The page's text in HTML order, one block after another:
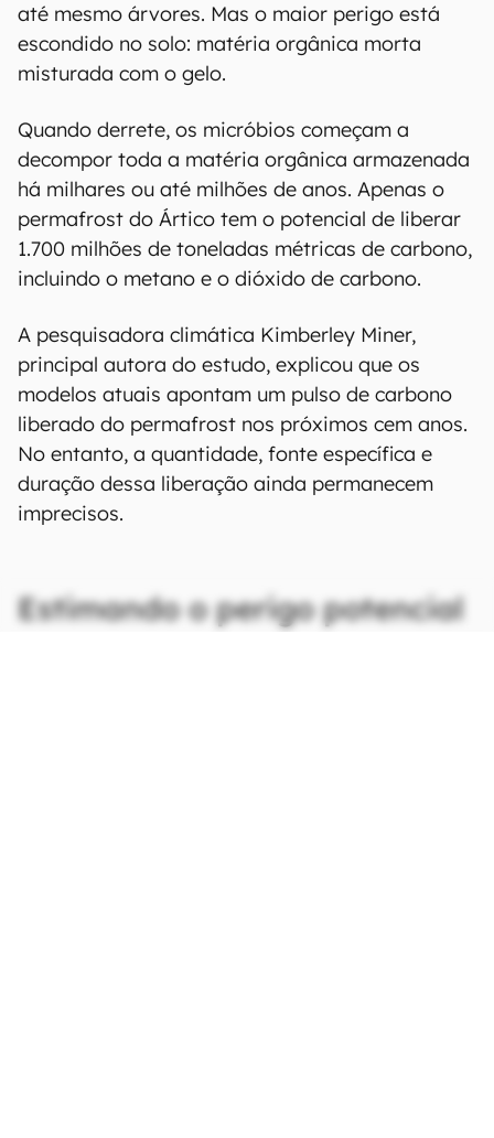
até mesmo árvores. Mas o maior perigo está
escondido no solo: matéria orgânica morta
misturada com o gelo.
Quando derrete, os micróbios começam a
decompor toda a matéria orgânica armazenada
há milhares ou até milhões de anos. Apenas o
permafrost do Ártico tem o potencial de liberar
1.700 milhões de toneladas métricas de carbono,
incluindo o metano e o dióxido de carbono.
A pesquisadora climática Kimberley Miner,
principal autora do estudo, explicou que os
modelos atuais apontam um pulso de carbono
liberado do permafrost nos próximos cem anos.
No entanto, a quantidade, fonte específica e
duração dessa liberação ainda permanecem
imprecisos.
Estimando o perigo potencial